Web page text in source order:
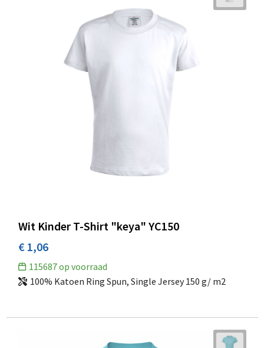
Wit Kinder T-Shirt "keya" YC150
€ 1,06
115687op voorraad
100% Katoen Ring Spun, Single Jersey 150 g/ m2